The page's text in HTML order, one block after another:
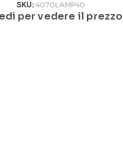
SKU: 4070LAMP40
per vedere il prezzo